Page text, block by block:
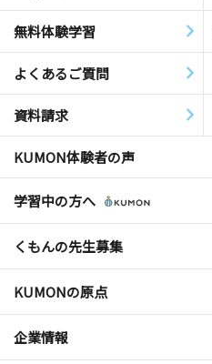
無料体験学習
よくあるご質問
資料請求
KUMON体験者の声
学習中の方へ
くもんの先生募集
KUMONの原点
企業情報